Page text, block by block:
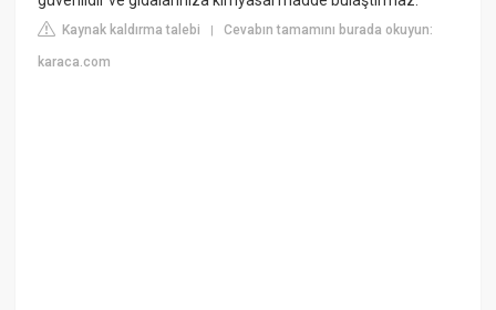
Kaynak kaldırma talebi |Cevabın tamamını burada okuyun:
karaca.com